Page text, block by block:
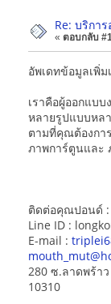
Re: บริกา
« ตอบกลับ
อัพเดทข้อมูลเพิ่
เราคือผู้ออกแบ
หลายรูปแบบหล
ตามที่คุณต้องกา
ภาพการ์ตูนและ
ติดต่อคุณปอนด์ :
Line ID :
E-mail :
280 ซ.ลาดพร้า
10310